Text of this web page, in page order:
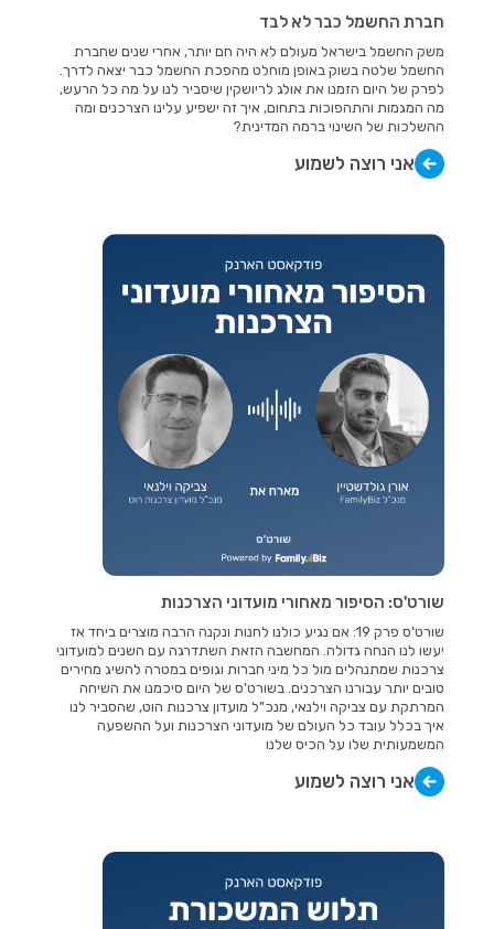
חברת החשמל כבר לא לבד
משק החשמל בישראל מעולם לא היה חם יותר, אחרי שנים שחברת
החשמל שלטה בשוק באופן מוחלט מהפכת החשמל כבר יצאה לדרך.
לפרק של היום הזמנו את אולג לריושקין שיסביר לנו על מה כל הרעש,
מה המגמות והתהפוכות בתחום, איך זה ישפיע עלינו הצרכנים ומה
ההשלכות של השינוי ברמה המדינית?
אני רוצה לשמוע
שורט'ס: הסיפור מאחורי מועדוני הצרכנות
שורט'ס פרק 19: אם נגיע כולנו לחנות ונקנה הרבה מוצרים ביחד אז
יעשו לנו הנחה גדולה. המחשבה הזאת השתדרגה עם השנים למועדוני
צרכנות שמתנהלים מול כל מיני חברות וגופים במטרה להשיג מחירים
טובים יותר עבורנו הצרכנים. בשורט'ס של היום סיכמנו את השיחה
המרתקת עם צביקה וילנאי, מנכ"ל מועדון צרכנות הוט, שהסביר לנו
איך בכלל עובד כל העולם של מועדוני הצרכנות ועל ההשפעה
המשמעותית שלו על הכיס שלנו
אני רוצה לשמוע